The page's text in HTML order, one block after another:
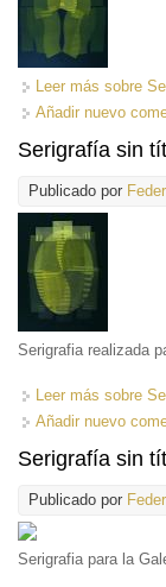
Leer más sobre
Añadir nuevo
Serigrafía sin
Publicado por
Serigrafia realizada
Leer más sobre
Añadir nuevo
Serigrafía sin
Publicado por
Serigrafia para la